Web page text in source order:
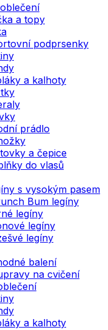
a topy
podprsenky
a kalhoty
prádlo
a čepice
do vlasů
s vysokým pasem
Bum legíny
legíny
legíny
legíny
balení
na cvičení
a kalhoty